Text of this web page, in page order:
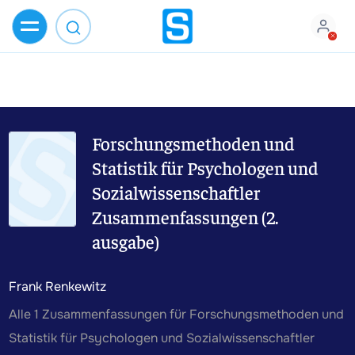
Forschungsmethoden und
Statistik für Psychologen und
Sozialwissenschaftler
Zusammenfassungen (2.
ausgabe)
Frank Renkewitz
Alle 1 Zusammenfassungen für Forschungsmethoden und
Statistik für Psychologen und Sozialwissenschaftler